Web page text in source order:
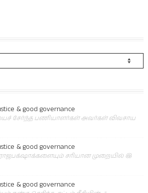
& good governance
சேர்ந்த பணியாளர்கள் அவர்கள் விவசாய
& good governance
சரியான முறையில் இ
& good governance